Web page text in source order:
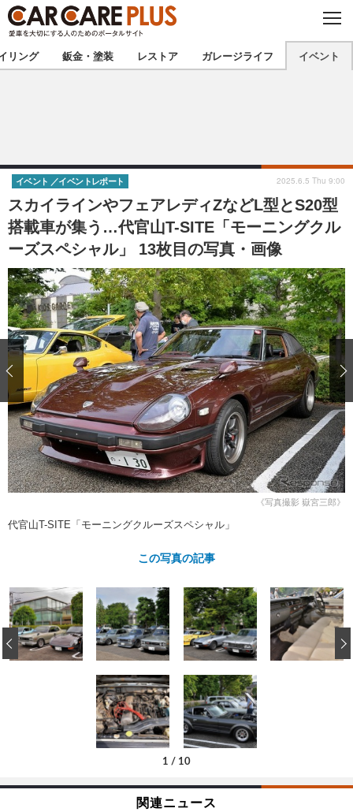
C
O
S
E
★カーケアプラス認定★ 厳選プロショップを地域から探す
甲信越 北陸
東海 関西
中国 四国
九州 沖縄
注目の記事
ショップレポート 愛車 File
自動車豆知識 ストップ！不具合修理＆粗悪修理
鈑金・塗装
ディテイリング
ディテイリング 洗車
ヘッドライト磨き コーティング
フィルム・ラッピング
鈑金・塗装
小キズ直し 防錆
特集記事
ストップ 不具合修理＆粗悪修理
カーメーカー「旧車」関連プロジェ
クト
ショップ紹介
ショップレポート プロショップ検索
レストア
カーメーカー「旧車」関連プロジ
イベント
リング 鈑金・塗装 レストア ガレージライフ イベント
スカイラインやフェアレディZなどL型とS20型
搭載車が集う…代官山T-SITE「モーニングクル
ーズスペシャル」 13枚目の写真・画像
イベント イベントレポート 2025.6.5 Thu 9:00
《写真撮影 嶽宮三郎》
代官山T-SITE「モーニングクルーズスペシャル」
この写真の記事
1 / 10
‹
関連ニュース